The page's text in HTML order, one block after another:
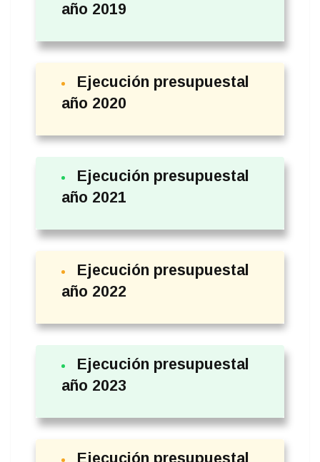
año 2019
Ejecución presupuestal
año 2020
Ejecución presupuestal
año 2021
Ejecución presupuestal
año 2022
Ejecución presupuestal
año 2023
Ejecución presupuestal